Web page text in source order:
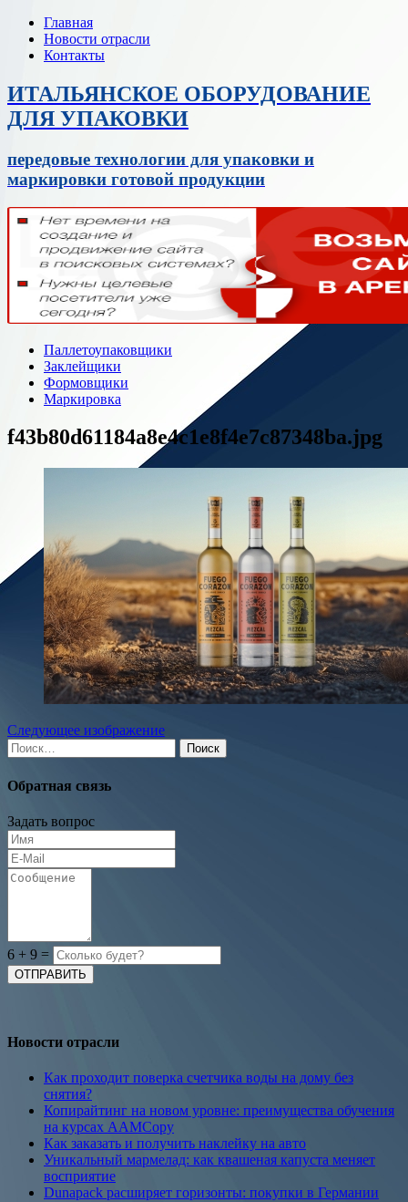
Главная
Новости отрасли
Контакты
ИТАЛЬЯНСКОЕ ОБОРУДОВАНИЕ
ДЛЯ УПАКОВКИ
передовые технологии для упаковки и
маркировки готовой продукции
Паллетоупаковщики
Заклейщики
Формовщики
Маркировка
f43b80d61184a8e4c1e8f4e7c87348ba.jpg
Следующее изображение
Найти:
Обратная связь
Задать вопрос
6 + 9 =
Новости отрасли
Как проходит поверка счетчика воды на дому без
снятия?
Копирайтинг на новом уровне: преимущества обучения
на курсах AAMCopy
Как заказать и получить наклейку на авто
Уникальный мармелад: как квашеная капуста меняет
восприятие
Dunapack расширяет горизонты: покупки в Германии